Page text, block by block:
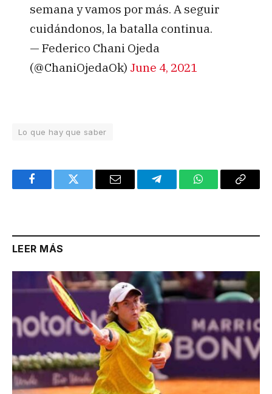
semana y vamos por más. A seguir
cuidándonos, la batalla continua.
— Federico Chani Ojeda
(@ChaniOjedaOk) June 4, 2021
Lo que hay que saber
FacebookTwitter Email TelegramWhatsAppCopy
LEER MÁS